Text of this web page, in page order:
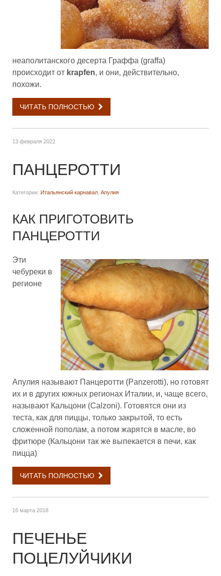
неаполитанского десерта Граффа (graffa)
происходит от krapfen, и они, действительно,
похожи.
ЧИТАТЬ ПОЛНОСТЬЮ
13 февраля 2022
ПАНЦЕРОТТИ
Категории: Итальянский карнавал Апулия
КАК ПРИГОТОВИТЬ
ПАНЦЕРОТТИ
Эти
чебуреки в
регионе
Апулия называют Панцеротти (Panzerotti), но готовят
их и в других южных регионах Италии, и, чаще всего,
называют Кальцони (Calzoni). Готовятся они из
теста, как для пиццы, только закрытой, то есть
сложенной пополам, а потом жарятся в масле, во
фритюре (Кальцони так же выпекается в печи, как
пицца)
ЧИТАТЬ ПОЛНОСТЬЮ
16 марта 2018
ПЕЧЕНЬЕ
ПОЦЕЛУЙЧИКИ